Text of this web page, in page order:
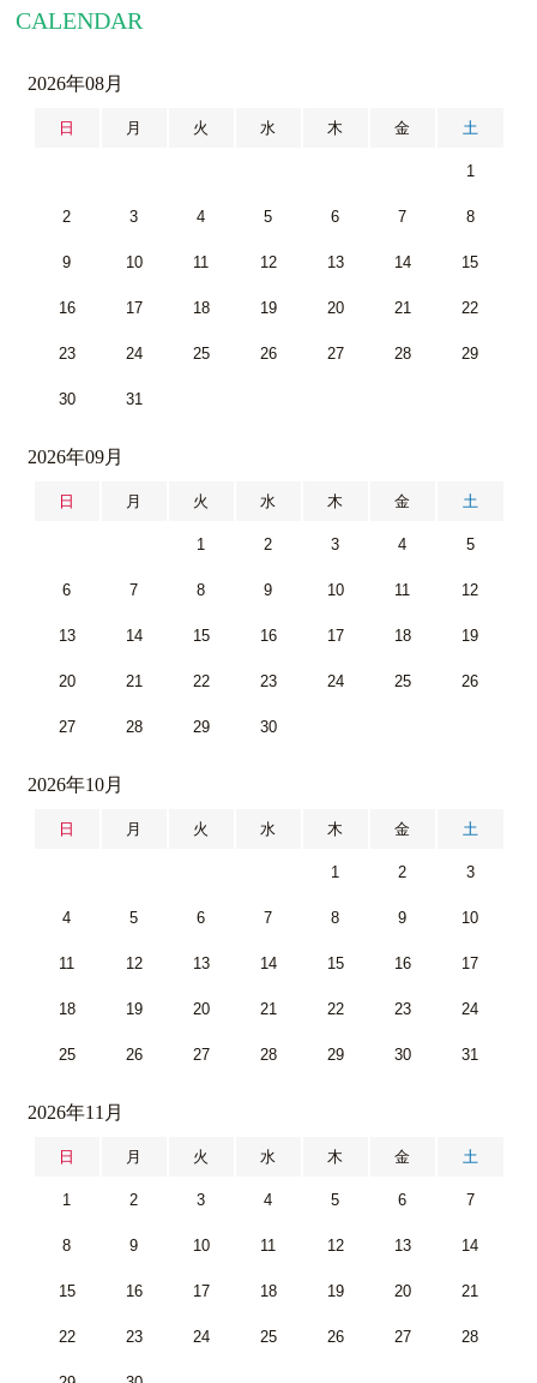
CALENDAR
2026年08月
日 月 火 水 木 金 土
1
2 3 4 5 6 7 8
9 10 11 12 13 14 15
16 17 18 19 20 21 22
23 24 25 26 27 28 29
30 31
2026年09月
日 月 火 水 木 金 土
1 2 3 4 5
6 7 8 9 10 11 12
13 14 15 16 17 18 19
20 21 22 23 24 25 26
27 28 29 30
2026年10月
日 月 火 水 木 金 土
1 2 3
4 5 6 7 8 9 10
11 12 13 14 15 16 17
18 19 20 21 22 23 24
25 26 27 28 29 30 31
2026年11月
日 月 火 水 木 金 土
1 2 3 4 5 6 7
8 9 10 11 12 13 14
15 16 17 18 19 20 21
22 23 24 25 26 27 28